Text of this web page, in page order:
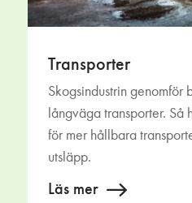
Transporter
Skogsindustrin genomför
långväga transporter. Så
för mer hållbara
utsläpp.
Läs mer